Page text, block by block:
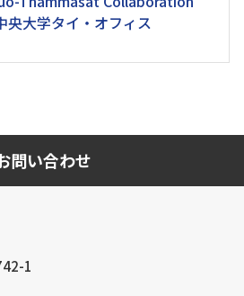
大学タイ・オフィス
問い合わせ
1